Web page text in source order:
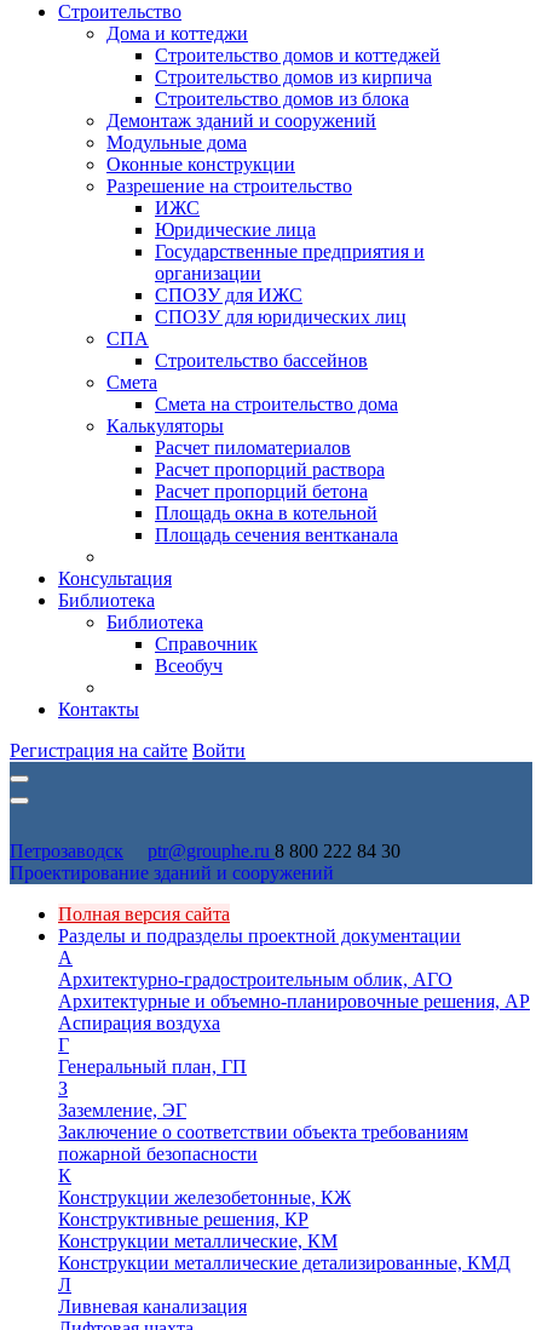
Строительство
Дома и коттеджи
Строительство домов и коттеджей
Строительство домов из кирпича
Строительство домов из блока
Демонтаж зданий и сооружений
Модульные дома
Оконные конструкции
Разрешение на строительство
ИЖС
Юридические лица
Государственные предприятия и
организации
СПОЗУ для ИЖС
СПОЗУ для юридических лиц
СПА
Строительство бассейнов
Смета
Смета на строительство дома
Калькуляторы
Расчет пиломатериалов
Расчет пропорций раствора
Расчет пропорций бетона
Площадь окна в котельной
Площадь сечения вентканала
Консультация
Библиотека
Библиотека
Справочник
Всеобуч
Контакты
Регистрация на сайте Войти
Петрозаводск ptr@grouphe.ru 8 800 222 84 30
Проектирование зданий и сооружений
Полная версия сайта
Разделы и подразделы проектной документации
А
Архитектурно-градостроительным облик, АГО
Архитектурные и объемно-планировочные решения, АР
Аспирация воздуха
Г
Генеральный план, ГП
З
Заземление, ЭГ
Заключение о соответствии объекта требованиям
пожарной безопасности
К
Конструкции железобетонные, КЖ
Конструктивные решения, КР
Конструкции металлические, КМ
Конструкции металлические детализированные, КМД
Л
Ливневая канализация